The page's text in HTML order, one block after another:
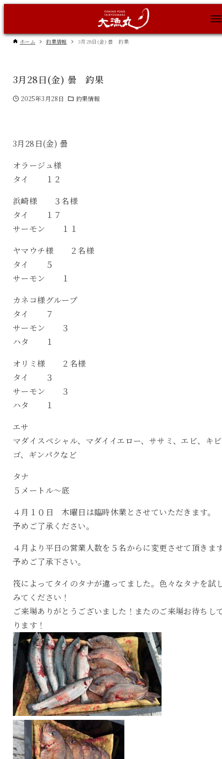
ホーム 釣果情報 3月28日(金) 曇 釣果
3月28日(金) 曇 釣果
2025年3月28日 釣果情報
3月28日(金) 曇
オラージュ様
タイ １２
浜崎様 ３名様
タイ １７
サーモン １１
ヤマウチ様 ２名様
タイ ５
サーモン １
カネコ様グループ
タイ ７
サーモン ３
ハタ １
オリミ様 ２名様
タイ ３
サーモン ３
ハタ １
エサ
マダイスペシャル、マダイイエロー、ササミ、エビ、キ
ゴ、ギンパクなど
タナ
５メートル〜底
４月１０日 木曜日は臨時休業とさせていただきます。
予めご了承ください。
４月より平日の営業人数を５名からに変更させて頂きま
予めご了承下さい。
筏によってタイのタナが違ってました。色々なタナを試
みてください！
ご来場ありがとうございました！またのご来場お待ちし
ります！